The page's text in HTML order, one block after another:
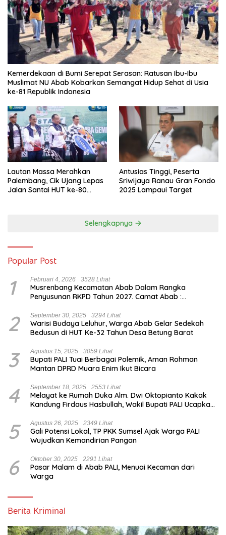
Kemerdekaan di Bumi Serepat Serasan: Ratusan Ibu-Ibu
Muslimat NU Abab Kobarkan Semangat Hidup Sehat di Usia
ke-81 Republik Indonesia
Lautan Massa Merahkan
Palembang, Cik Ujang Lepas
Jalan Santai HUT ke-80
Antusias Tinggi, Peserta
Sriwijaya Ranau Gran Fondo
2025 Lampaui Target
Selengkapnya
Popular Post
1 Februari 4, 2026 3528 Lihat
Musrenbang Kecamatan Abab Dalam Rangka
Penyusunan RKPD Tahun 2027. Camat Abab :
2 September 30, 2025 3294 Lihat
Warisi Budaya Leluhur, Warga Abab Gelar Sedekah
Bedusun di HUT Ke-32 Tahun Desa Betung Barat
3 Agustus 15, 2025 3059 Lihat
Bupati PALI Tuai Berbagai Polemik, Aman Rohman
Mantan DPRD Muara Enim Ikut Bicara
4 September 18, 2025 2553 Lihat
Melayat ke Rumah Duka Alm. Dwi Oktopianto Kakak
Kandung Firdaus Hasbullah, Wakil Bupati PALI Ucapkan
5 Agustus 26, 2025 2349 Lihat
Gali Potensi Lokal, TP PKK Sumsel Ajak Warga PALI
Wujudkan Kemandirian Pangan
6 Oktober 30, 2025 2291 Lihat
Pasar Malam di Abab PALI, Menuai Kecaman dari
Warga
Berita Kriminal